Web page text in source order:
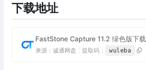
下载地址
FastStone Capture 11.2 绿色版下载
来源：诚通网盘 提取码： wuleba